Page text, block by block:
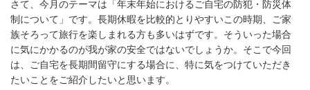
さて、今月のテーマは「年末年始におけるご自宅の防犯・防災体
制について」です。長期休暇を比較的とりやすいこの時期、ご家
族そろって旅行を楽しまれる方も多いはずです。そういった場合
に気にかかるのが我が家の安全ではないでしょうか。そこで今回
は、ご自宅を長期間留守にする場合に、特に気をつけていただき
たいことをご紹介したいと思います。